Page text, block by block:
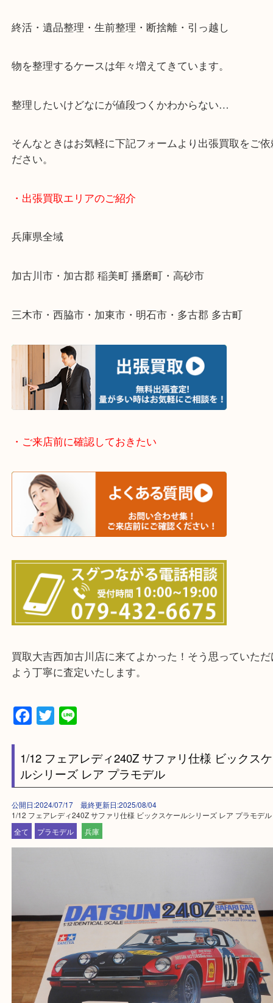
・最寄り駅
JR神戸線/加古川駅・宝殿駅
・どんなご依頼もお気軽にご相談ください
終活・遺品整理・生前整理・断捨離・引っ越し
物を整理するケースは年々増えてきています。
整理したいけどなにが値段つくかわからない…
そんなときはお気軽に下記フォームより出張買取
ださい。
・出張買取エリアのご紹介
兵庫県全域
加古川市・加古郡 稲美町 播磨町・高砂市
三木市・西脇市・加東市・明石市・多古郡 多古町
・ご来店前に確認しておきたい